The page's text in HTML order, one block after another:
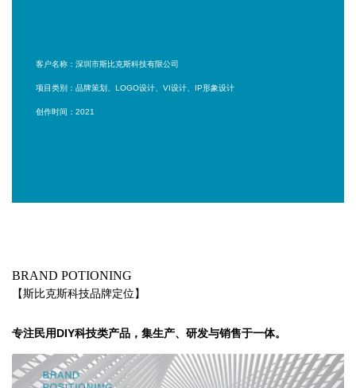
客户名称：深圳市斯比克斯科技有限公司
项目类别：品牌策划、LOGO设计、VI设计、IP形象设计
创作时间：2021
BRAND POTIONING
【斯比克斯科技品牌定位】
专注民用DIY科技类产品，集生产、研发与销售于一体。